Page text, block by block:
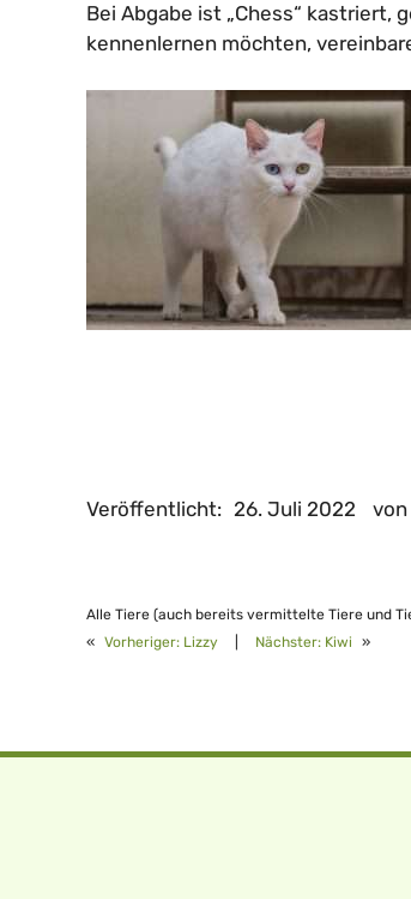
Bei Abgabe ist „Chess“ kastriert,
kennenlernen möchten,
Veröffentlicht: 26. Juli 2022 von
Alle Tiere (auch bereits vermittelte Tiere und
« Vorheriger: Lizzy Nächster: Kiwi »